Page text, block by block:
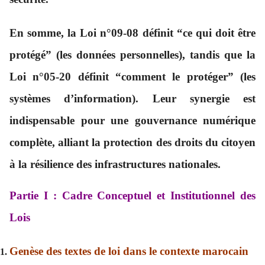
En somme, la Loi n°09-08 définit “ce qui doit être
protégé” (les données personnelles), tandis que la
Loi n°05-20 définit “comment le protéger” (les
systèmes d’information). Leur synergie est
indispensable pour une gouvernance numérique
complète, alliant la protection des droits du citoyen
à la résilience des infrastructures nationales.
Partie I : Cadre Conceptuel et Institutionnel des
Lois
Genèse des textes de loi dans le contexte marocain